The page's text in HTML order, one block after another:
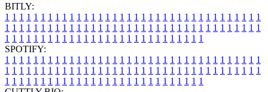
BITLY:
1 1 1 1 1 1 1 1 1 1 1 1 1 1 1 1 1 1 1 1 1 1 1 1 1 1 1 1 1 1 1 1 1 1 1 1
1 1 1 1 1 1 1 1 1 1 1 1 1 1 1 1 1 1 1 1 1 1 1 1 1 1 1 1 1 1 1 1 1 1 1 1
1 1 1 1 1 1 1 1 1 1 1 1 1 1 1 1 1 1 1 1 1 1 1 1 1 1 1 1
SPOTIFY:
1 1 1 1 1 1 1 1 1 1 1 1 1 1 1 1 1 1 1 1 1 1 1 1 1 1 1 1 1 1 1 1 1 1 1 1
1 1 1 1 1 1 1 1 1 1 1 1 1 1 1 1 1 1 1 1 1 1 1 1 1 1 1 1 1 1 1 1 1 1 1 1
1 1 1 1 1 1 1 1 1 1 1 1 1 1 1 1 1 1 1 1 1 1 1 1 1 1 1 1